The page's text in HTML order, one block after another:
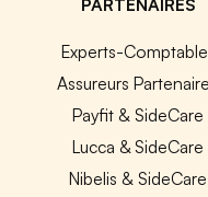
Experts-
Assureurs
Payfit & SideCare
Lucca & SideCare
Nibelis & SideCare